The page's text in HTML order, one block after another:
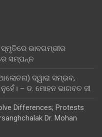
ସ୍ମୃତିରେ ଭାବଗମ୍ଭୀର
ସମ୍ପନ୍ନ
ଦ୍ୱାରା ସମ୍ଭବ,
– ଡ. ମୋହନ ଭାଗବତ ଜୀ
Differences; Protests
Dr. Mohan